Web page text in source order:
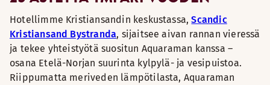
Hotellimme Kristiansandin keskustassa,Scandic
Kristiansand Bystranda, sijaitsee aivan rannan vieressä
ja tekee yhteistyötä suositun Aquaraman kanssa –
osana Etelä-Norjan suurinta kylpylä- ja vesipuistoa.
Riippumatta meriveden lämpötilasta, Aquaraman